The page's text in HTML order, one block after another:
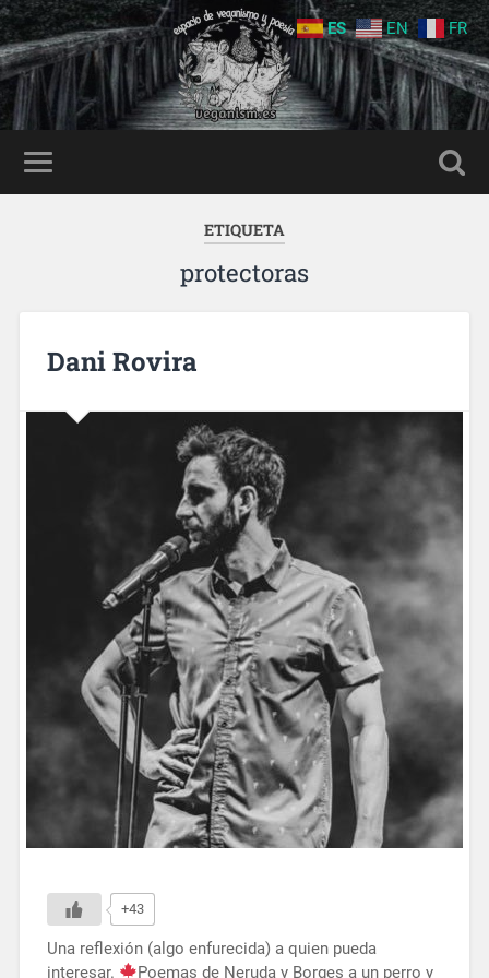
ETIQUETA
protectoras
Dani Rovira
+43
Una reflexión (algo enfurecida) a quien pueda
interesar.
Poemas de Neruda y Borges a un perro y
ES EN FR